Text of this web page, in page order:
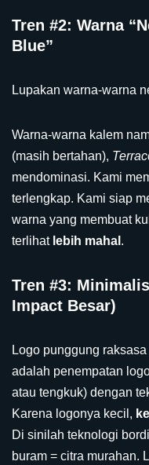
Tren #2: Warna
Blue”
Lupakan warna-warna
Warna-warna kalem
(masih bertahan),
mendominasi. Kami
terlengkap. Kami siap
warna yang membuat
terlihat lebih mahal .
Tren #3:
Impact Besar)
Logo punggung
adalah penempatan
atau tengkuk) dengan
Karena logonya kecil,
Di sinilah teknologi
buram = citra murahan.